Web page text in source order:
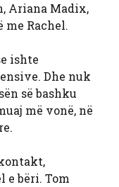
Ariana Madix,
me Rachel.
ishte
Dhe nuk
së bashku
më vonë, në
e bëri. Tom